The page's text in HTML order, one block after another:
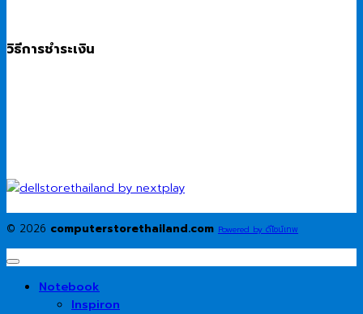
วิธีการชำระเงิน
© 2026 computerstorethailand.com Powered by ดีไซน์เทพ
Notebook
Inspiron